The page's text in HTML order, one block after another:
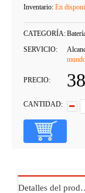
Inventario: En
CATEGORÍA:
SERVICIO:
PRECIO:
CANTIDAD: